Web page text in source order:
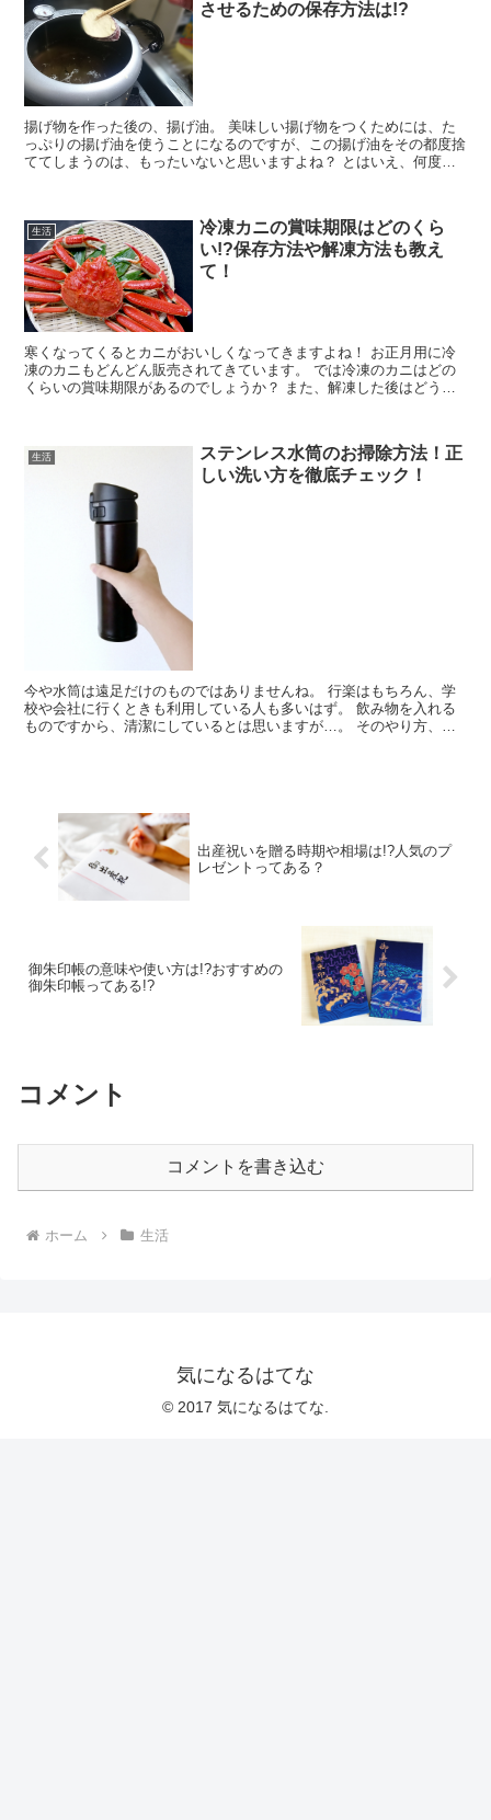
させるための保存方法は!?
揚げ物を作った後の、揚げ油。 美味しい揚げ物をつくためには、た
っぷりの揚げ油を使うことになるのですが、この揚げ油をその都度捨
ててしまうのは、もったいないと思いますよね？ とはいえ、何度も
生活
冷凍カニの賞味期限はどのくら
い!?保存方法や解凍方法も教え
て！
寒くなってくるとカニがおいしくなってきますよね！ お正月用に冷
凍のカニもどんどん販売されてきています。 では冷凍のカニはどの
くらいの賞味期限があるのでしょうか？ また、解凍した後はどうし
生活
ステンレス水筒のお掃除方法！正
しい洗い方を徹底チェック！
今や水筒は遠足だけのものではありませんね。 行楽はもちろん、学
校や会社に行くときも利用している人も多いはず。 飲み物を入れる
ものですから、清潔にしているとは思いますが…。 そのやり方、本
出産祝いを贈る時期や相場は!?人気のプ
レゼントってある？
御朱印帳の意味や使い方は!?おすすめの
御朱印帳ってある!?
コメント
コメントを書き込む
ホーム 生活
気になるはてな
© 2017 気になるはてな.